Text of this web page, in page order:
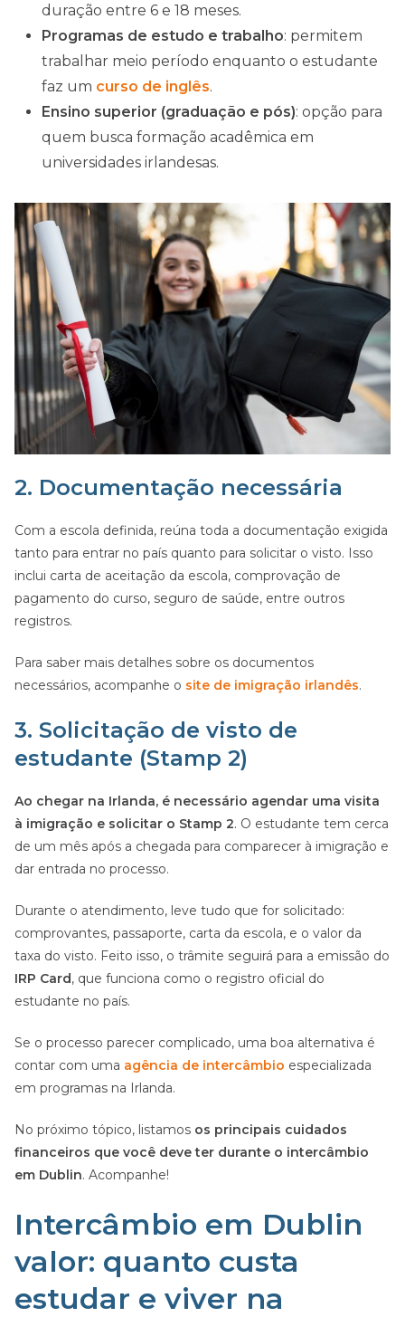
duração entre 6 e 18 meses.
Programas de estudo e trabalho: permitem
trabalhar meio período enquanto o estudante
faz um curso de inglês.
Ensino superior (graduação e pós): opção para
quem busca formação acadêmica em
universidades irlandesas.
2. Documentação necessária
Com a escola definida, reúna toda a documentação exigida
tanto para entrar no país quanto para solicitar o visto. Isso
inclui carta de aceitação da escola, comprovação de
pagamento do curso, seguro de saúde, entre outros
registros.
Para saber mais detalhes sobre os documentos
necessários, acompanhe o site de imigração irlandês.
3. Solicitação de visto de
estudante (Stamp 2)
Ao chegar na Irlanda, é necessário agendar uma visita
à imigração e solicitar o Stamp 2. O estudante tem cerca
de um mês após a chegada para comparecer à imigração e
dar entrada no processo.
Durante o atendimento, leve tudo que for solicitado:
comprovantes, passaporte, carta da escola, e o valor da
taxa do visto. Feito isso, o trâmite seguirá para a emissão do
IRP Card, que funciona como o registro oficial do
estudante no país.
Se o processo parecer complicado, uma boa alternativa é
contar com uma agência de intercâmbio especializada
em programas na Irlanda.
No próximo tópico, listamos os principais cuidados
financeiros que você deve ter durante o intercâmbio
em Dublin. Acompanhe!
Intercâmbio em Dublin
valor: quanto custa
estudar e viver na